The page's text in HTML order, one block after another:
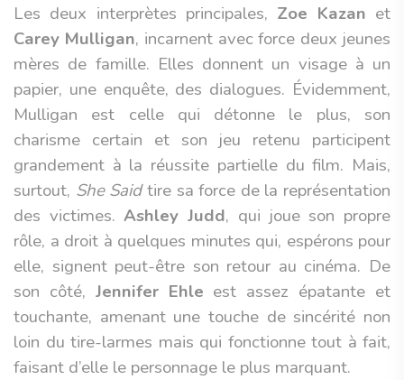
Les deux interprètes principales, Zoe Kazan et
Carey Mulligan, incarnent avec force deux jeunes
mères de famille. Elles donnent un visage à un
papier, une enquête, des dialogues. Évidemment,
Mulligan est celle qui détonne le plus, son
charisme certain et son jeu retenu participent
grandement à la réussite partielle du film. Mais,
surtout, She Saidtire sa force de la représentation
des victimes.Ashley Judd, qui joue son propre
rôle, a droit à quelques minutes qui, espérons pour
elle, signent peut-être son retour au cinéma. De
son côté, Jennifer Ehle est assez épatante et
touchante, amenant une touche de sincérité non
loin du tire-larmes mais qui fonctionne tout à fait,
faisant d’elle le personnage le plus marquant.